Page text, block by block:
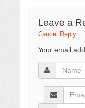
Leave a
Cancel Reply
Your email